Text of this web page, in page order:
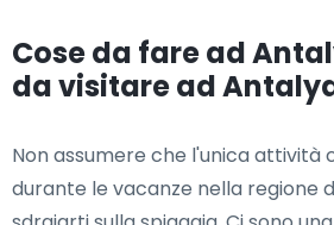
Cose da fare ad
da visitare ad
Non assumere che l'unica attività
durante le vacanze nella regione